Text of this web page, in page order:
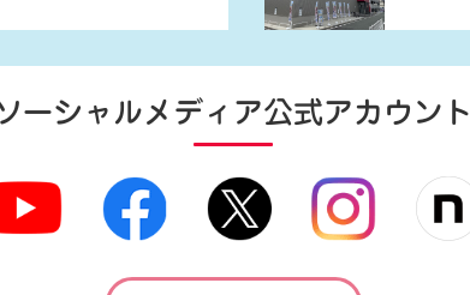
ーシャルメディア公式アカウント